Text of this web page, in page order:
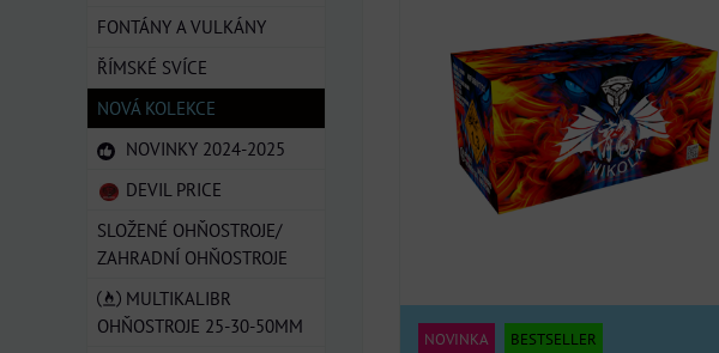
NOVINKA BESTSELLER
FONTÁNY A VULKÁNY
ŘÍMSKÉ SVÍCE
NOVÁ KOLEKCE
NOVINKY 2024-2025
DEVIL PRICE
SLOŽENÉ OHŇOSTROJE/
ZAHRADNÍ OHŇOSTROJE
MULTIKALIBR
OHŇOSTROJE 25-30-50MM